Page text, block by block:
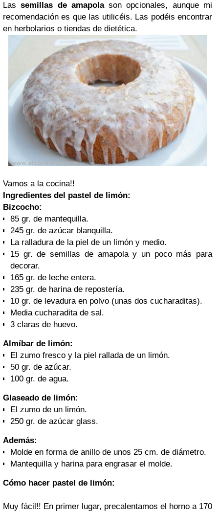
Lassemillas de amapolason opcionales, aunque mi
recomendación es que las utilicéis. Las podéis encontrar
en herbolarios o tiendas de dietética.
Vamos a la cocina!!
Ingredientes del pastel de limón:
Bizcocho:
85 gr. de mantequilla.
245 gr. de azúcar blanquilla.
La ralladura de la piel de un limón y medio.
15 gr. de semillas de amapola y un poco más para
decorar.
165 gr. de leche entera.
235 gr. de harina de repostería.
10 gr. de levadura en polvo (unas dos cucharaditas).
Media cucharadita de sal.
3 claras de huevo.
Almíbar de limón:
El zumo fresco y la piel rallada de un limón.
50 gr. de azúcar.
100 gr. de agua.
Glaseado de limón:
El zumo de un limón.
250 gr. de azúcar glass.
Además:
Molde en forma de anillo de unos 25 cm. de diámetro.
Mantequilla y harina para engrasar el molde.
Cómo hacer pastel de limón:
Muy fácil!! En primer lugar, precalentamos el horno a 170